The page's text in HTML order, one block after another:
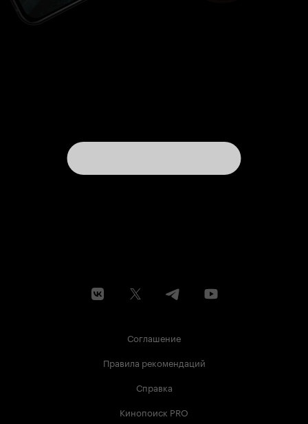
Соглашение
Правила рекомендаций
Справка
Кинопоиск PRO